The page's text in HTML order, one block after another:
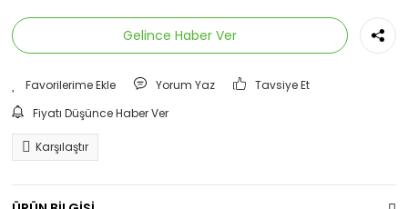
Gelince Haber Ver
Yorum Yaz
Tavsiye Et
Fiyatı Düşünce Haber Ver
Karşılaştır